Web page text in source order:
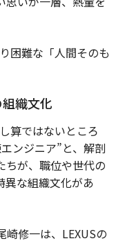
困難な「人間そのも
織文化
算ではないところ
ンジニア”と、解剖
ちが、職位や世代の
異な組織文化があ
崎修一は、LEXUSの